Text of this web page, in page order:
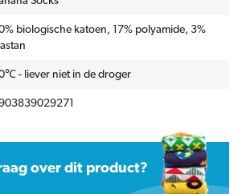
biologische katoen, 17% polyamide, 3%
- liever niet in de droger
over dit product?